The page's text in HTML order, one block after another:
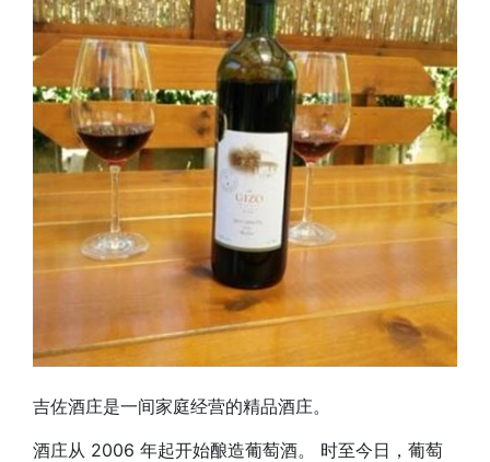
吉佐酒庄是一间家庭经营的精品酒庄。
酒庄从 2006 年起开始酿造葡萄酒。 时至今日，葡萄